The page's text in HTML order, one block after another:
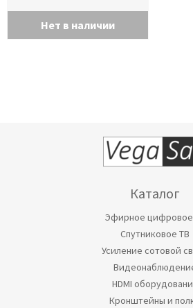
Нет в наличии
Каталог
Эфирное
Спутниковое ТВ
Усиление сотовой
HDMI
Кронштейны и